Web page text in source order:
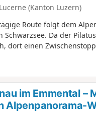
(Kanton Luzern)
Route folgt dem
Schwarzsee. Da der
dort einen
folgende Kantone:
und Freiburg. Diese
Aussichtspunkte auf
Jura.im Emmental –
Alpenpanorama-